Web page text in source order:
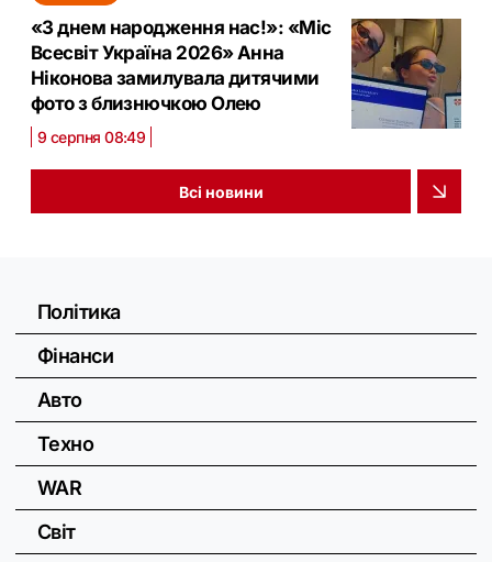
«З днем народження нас!»: «Міс
Всесвіт Україна 2026» Анна
Ніконова замилувала дитячими
фото з близнючкою Олею
9 серпня 08:49
Всі новини
Політика
Фінанси
Авто
Техно
WAR
Світ